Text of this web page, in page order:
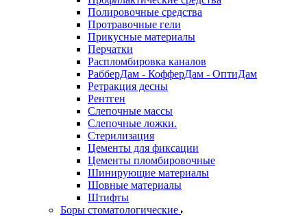
Полировочные средства
Протравочные гели
Прикусные материалы
Перчатки
Распломбировка каналов
РабберДам - КофферДам - ОптиДам
Ретракция десны
Рентген
Слепочные массы
Слепочные ложки.
Стерилизация
Цементы для фиксации
Цементы пломбировочные
Шинирующие материалы
Шовные материалы
Штифты
Боры стоматологические